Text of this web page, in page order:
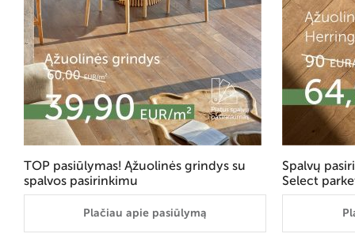
TOP pasiūlymas! Ąžuolinės grindys su
spalvos pasirinkimu
Plačiau apie pasiūlymą
Spalvų
Select